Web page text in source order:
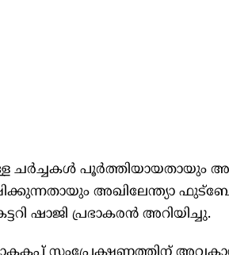
ചർച്ചകൾ പൂർത്തിയായതായും
അഖിലേന്ത്യാ
പ്രഭാകരൻ അറിയിച്ചു.